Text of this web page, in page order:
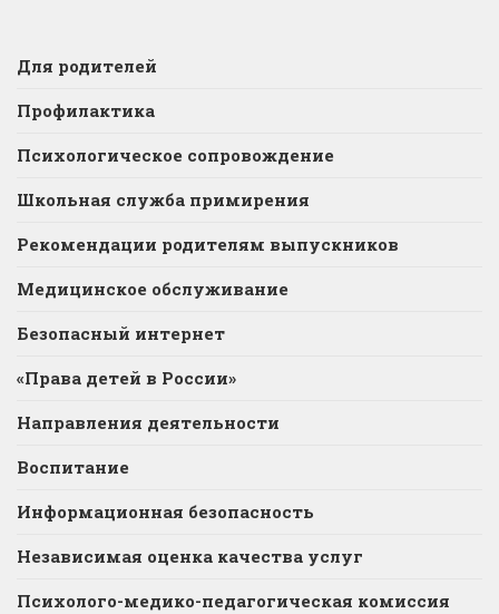
Для родителей
Профилактика
Психологическое сопровождение
Школьная служба примирения
Рекомендации родителям выпускников
Медицинское обслуживание
Безопасный интернет
«Права детей в России»
Направления деятельности
Воспитание
Информационная безопасность
Независимая оценка качества услуг
Психолого-медико-педагогическая комиссия